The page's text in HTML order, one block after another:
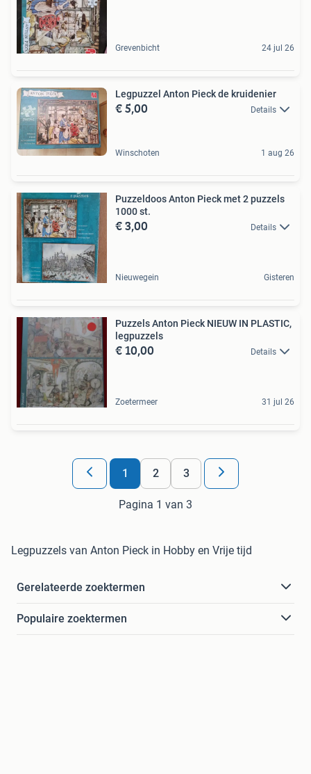
Grevenbicht 24 jul 26
Legpuzzel Anton Pieck de kruidenier
€ 5,00 Details
Winschoten 1 aug 26
Puzzeldoos Anton Pieck met 2 puzzels
1000 st.
€ 3,00 Details
Nieuwegein Gisteren
Puzzels Anton Pieck NIEUW IN PLASTIC,
legpuzzels
€ 10,00 Details
Zoetermeer 31 jul 26
1 2 3
Pagina 1 van 3
Legpuzzels van Anton Pieck in Hobby en Vrije tijd
Gerelateerde zoektermen
Populaire zoektermen